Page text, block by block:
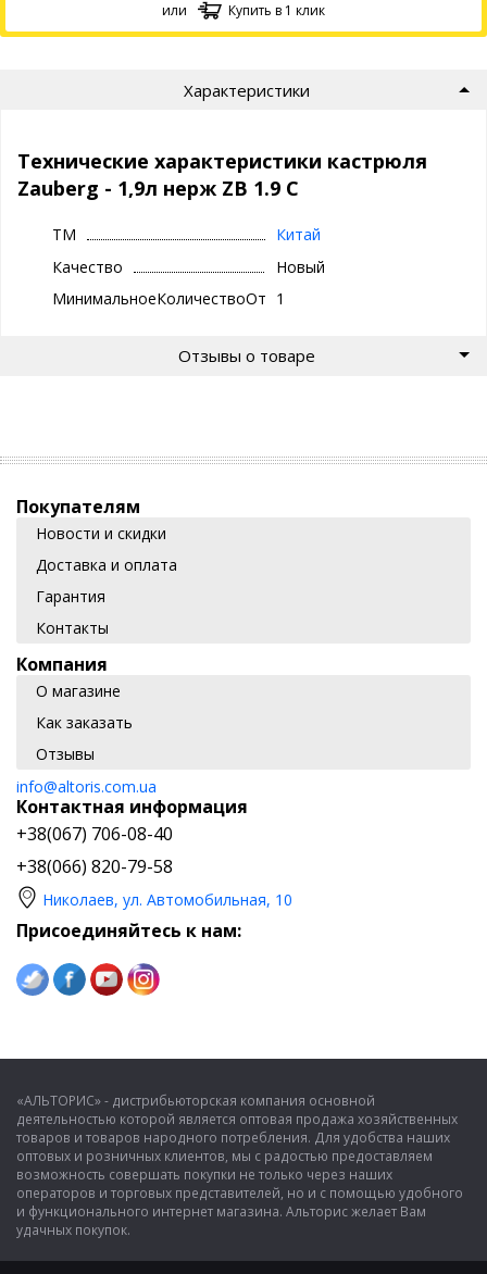
или Купить в 1 клик
Характеристики
Технические характеристики кастрюля
Zauberg - 1,9л нерж ZB 1.9 C
ТМ
Китай
Качество
Новый
МинимальноеКоличествоОтгрузки
1
Отзывы о товаре
Покупателям
Новости и скидки
Доставка и оплата
Гарантия
Контакты
Компания
О магазине
Как заказать
Отзывы
info@altoris.com.ua
Контактная информация
+38(067) 706-08-40
+38(066) 820-79-58
Николаев, ул. Автомобильная, 10
Присоединяйтесь к нам:
«АЛЬТОРИС» - дистрибьюторская компания основной
деятельностью которой является оптовая продажа хозяйственных
товаров и товаров народного потребления. Для удобства наших
оптовых и розничных клиентов, мы с радостью предоставляем
возможность совершать покупки не только через наших
операторов и торговых представителей, но и с помощью удобного
и функционального интернет магазина. Альторис желает Вам
удачных покупок.